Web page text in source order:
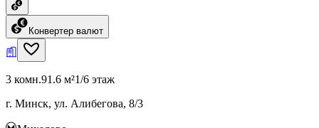
Конвертер валют
3 комн.91.6 м²1/6 этаж
г. Минск, ул. Алибегова, 8/3